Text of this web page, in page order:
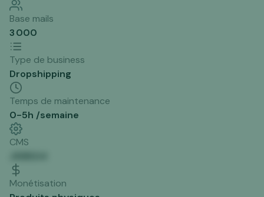
Base mails
3 000
Type de business
Dropshipping
Temps de maintenance
0-5h /semaine
CMS
Monétisation